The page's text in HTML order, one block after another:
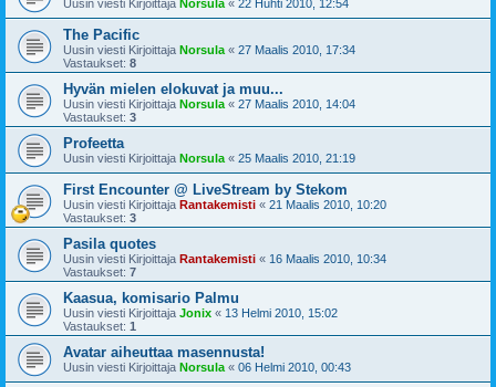
Uusin viesti Kirjoittaja Norsula « 22 Huhti 2010, 12:54
The Pacific
Uusin viesti Kirjoittaja Norsula « 27 Maalis 2010, 17:34
Vastaukset: 8
Hyvän mielen elokuvat ja muu...
Uusin viesti Kirjoittaja Norsula « 27 Maalis 2010, 14:04
Vastaukset: 3
Profeetta
Uusin viesti Kirjoittaja Norsula « 25 Maalis 2010, 21:19
First Encounter @ LiveStream by Stekom
Uusin viesti Kirjoittaja Rantakemisti « 21 Maalis 2010, 10:20
Vastaukset: 3
Pasila quotes
Uusin viesti Kirjoittaja Rantakemisti « 16 Maalis 2010, 10:34
Vastaukset: 7
Kaasua, komisario Palmu
Uusin viesti Kirjoittaja Jonix « 13 Helmi 2010, 15:02
Vastaukset: 1
Avatar aiheuttaa masennusta!
Uusin viesti Kirjoittaja Norsula « 06 Helmi 2010, 00:43